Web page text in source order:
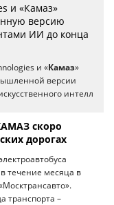
и «Камаз»
версию
ИИ до конца
и «Камаз»
версии
интелл
скоро
дорогах
течение месяца в
транспорта –